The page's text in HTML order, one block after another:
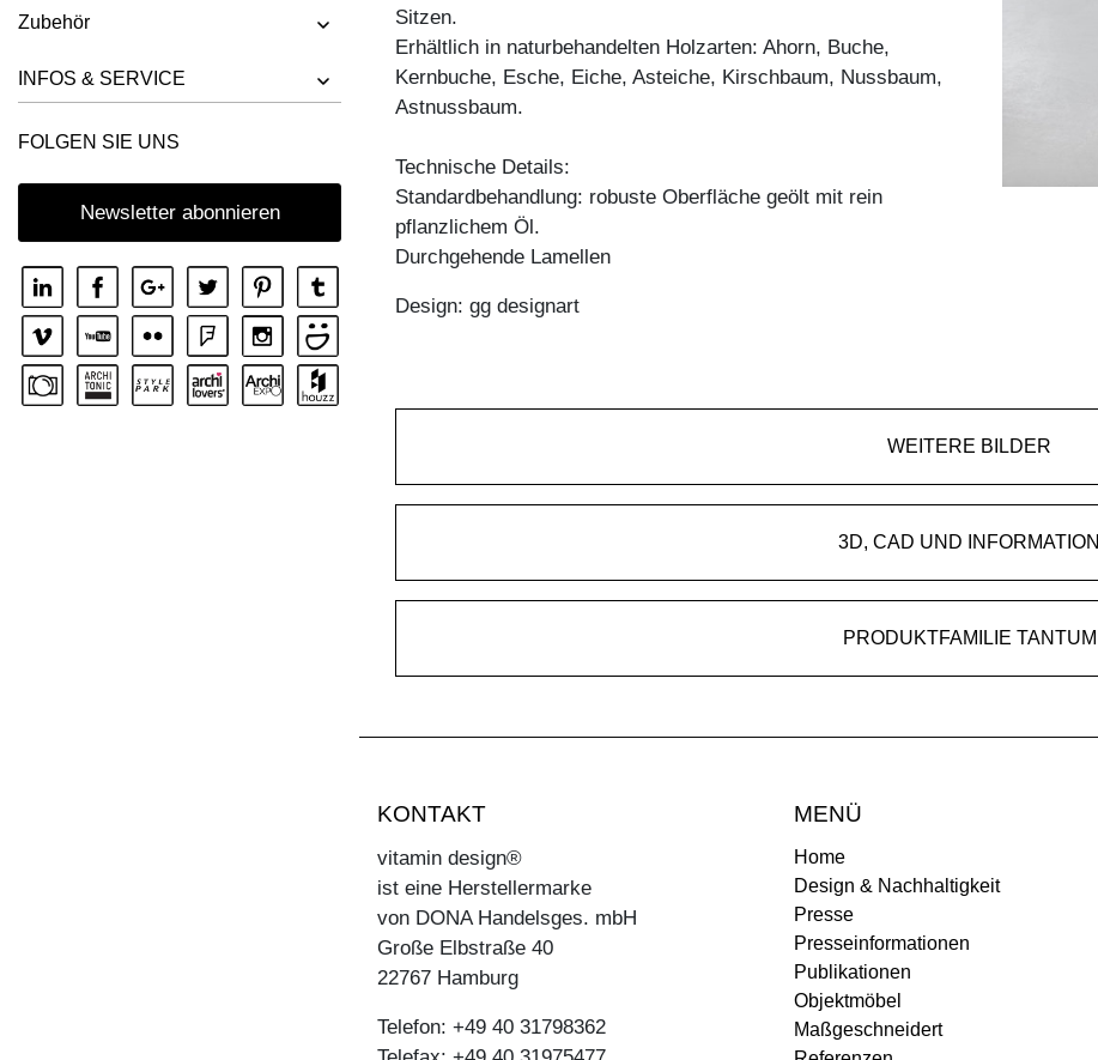
HOCKER UNA
Zubehör
INFOS & SERVICE
FOLGEN SIE UNS
Newsletter abonnieren
Sitzen.
Erhältlich in naturbehandelten Holzarten: Ahorn, Buche,
Kernbuche, Esche, Eiche, Asteiche, Kirschbaum, Nussbaum,
Astnussbaum.
Technische Details:
Standardbehandlung: robuste Oberfläche geölt mit rein
pflanzlichem Öl.
Durchgehende Lamellen
Design: gg designart
WEITERE BILDER
3D, CAD UND INFORMATION
PRODUKTFAMILIE TANTUM
KONTAKT
vitamin design®
ist eine Herstellermarke
von DONA Handelsges. mbH
Große Elbstraße 40
22767 Hamburg
Telefon: +49 40 31798362
MENÜ
Home
Design & Nachhaltigkeit
Presse
Presseinformationen
Publikationen
Objektmöbel
Maßgeschneidert